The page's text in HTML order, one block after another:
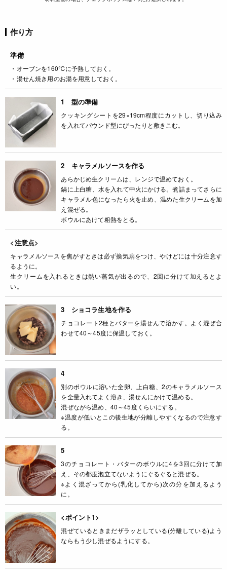
作り方
準備
・オーブンを160℃に予熱しておく。
・湯せん焼き用のお湯を用意しておく。
1 型の準備
クッキングシートを29×19cm程度にカットし、切り込み
を入れてパウンド型にぴったりと敷きこむ。
2 キャラメルソースを作る
あらかじめ生クリームは、レンジで温めておく。
鍋に上白糖、水を入れて中火にかける。煮詰まってさらに
キャラメル色になったら火を止め、温めた生クリームを加
え混ぜる。
ボウルにあけて粗熱をとる。
<注意点>
キャラメルソースを焦がすときは必ず換気扇をつけ、やけどには十分注意す
るように。
生クリームを入れるときは熱い蒸気が出るので、2回に分けて加えるとよ
い。
3 ショコラ生地を作る
チョコレート2種とバターを湯せんで溶かす。よく混ぜ合
わせて40～45度に保温しておく。
4
別のボウルに溶いた全卵、上白糖、2のキャラメルソース
を全量入れてよく溶き、湯せんにかけて温める。
混ぜながら温め、40～45度くらいにする。
※温度が低いとこの後生地が分離しやすくなるので注意す
る。
5
3のチョコレート・バターのボウルに4を3回に分けて加
え、その都度泡立てないようにぐるぐると混ぜる。
※よく混ざってから(乳化してから)次の分を加えるよう
に。
<ポイント1>
混ぜているときまだザラッとしている(分離している)よう
ならもう少し混ぜるようにする。